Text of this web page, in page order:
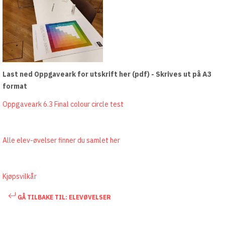
Last ned Oppgaveark for utskrift her (pdf) - Skrives ut på A3
format
Oppgaveark 6.3 Final colour circle test
Alle elev-øvelser finner du samlet her
Kjøpsvilkår
GÅ TILBAKE TIL: ELEVØVELSER